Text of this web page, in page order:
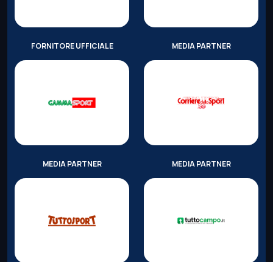
FORNITORE UFFICIALE MEDIA PARTNER
MEDIA PARTNER MEDIA PARTNER